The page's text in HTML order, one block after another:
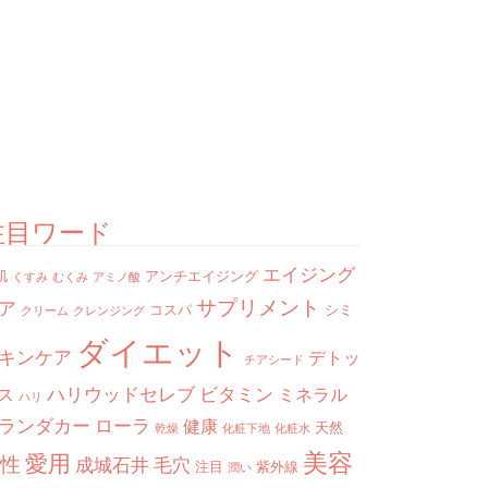
ワード
くすみ むくみ アミノ酸 アンチエイジング エイジング
クリーム クレンジング コスパ サプリメント シミ
ンケア ダイエット チアシード デトッ
ハリ ハリウッドセレブ ビタミン ミネラル
ンダカー ローラ 乾燥 健康 化粧下地 化粧水 天然
愛用 成城石井毛穴 注目 潤い 紫外線 美容